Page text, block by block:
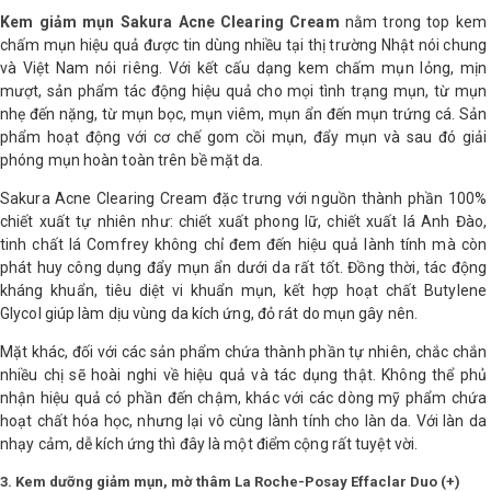
Kem giảm mụn Sakura Acne Clearing Cream nằm trong top kem
chấm mụn hiệu quả được tin dùng nhiều tại thị trường Nhật nói chung
và Việt Nam nói riêng. Với kết cấu dạng kem chấm mụn lỏng, mịn
mượt, sản phẩm tác động hiệu quả cho mọi tình trạng mụn, từ mụn
nhẹ đến nặng, từ mụn bọc, mụn viêm, mụn ẩn đến mụn trứng cá. Sản
phẩm hoạt động với cơ chế gom cồi mụn, đẩy mụn và sau đó giải
phóng mụn hoàn toàn trên bề mặt da.
Sakura Acne Clearing Cream đặc trưng với nguồn thành phần 100%
chiết xuất tự nhiên như: chiết xuất phong lữ, chiết xuất lá Anh Đào,
tinh chất lá Comfrey không chỉ đem đến hiệu quả lành tính mà còn
phát huy công dụng đẩy mụn ẩn dưới da rất tốt. Đồng thời, tác động
kháng khuẩn, tiêu diệt vi khuẩn mụn, kết hợp hoạt chất Butylene
Glycol giúp làm dịu vùng da kích ứng, đỏ rát do mụn gây nên.
Mặt khác, đối với các sản phẩm chứa thành phần tự nhiên, chắc chắn
nhiều chị sẽ hoài nghi về hiệu quả và tác dụng thật. Không thể phủ
nhận hiệu quả có phần đến chậm, khác với các dòng mỹ phẩm chứa
hoạt chất hóa học, nhưng lại vô cùng lành tính cho làn da. Với làn da
nhạy cảm, dễ kích ứng thì đây là một điểm cộng rất tuyệt vời.
3. Kem dưỡng giảm mụn, mờ thâm La Roche-Posay Effaclar Duo (+)